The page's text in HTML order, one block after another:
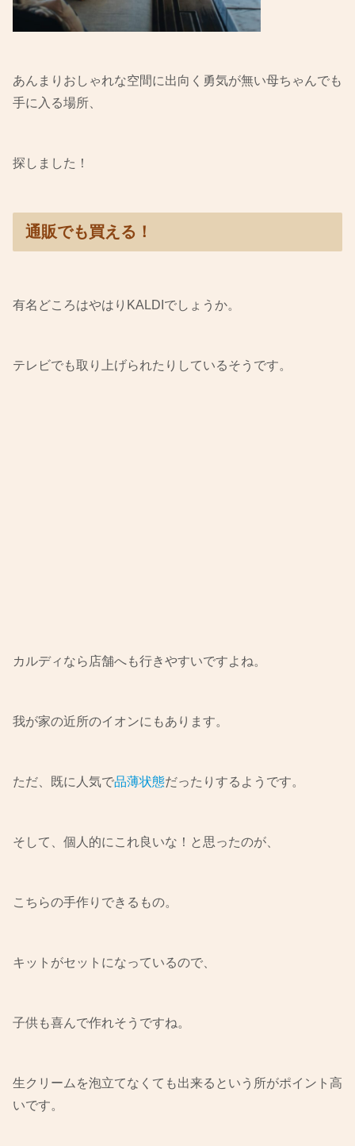
あんまりおしゃれな空間に出向く勇気が無い母ちゃんでも
手に入る場所、
探しました！
通販でも買える！
有名どころはやはりKALDIでしょうか。
テレビでも取り上げられたりしているそうです。
カルディなら店舗へも行きやすいですよね。
我が家の近所のイオンにもあります。
ただ、既に人気で品薄状態だったりするようです。
そして、個人的にこれ良いな！と思ったのが、
こちらの手作りできるもの。
キットがセットになっているので、
子供も喜んで作れそうですね。
生クリームを泡立てなくても出来るという所がポイント高
いです。